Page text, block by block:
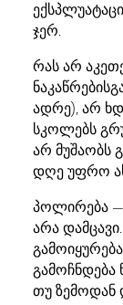
ჯერ.
რას არ
ადრე), არ
სკოლებს
არ მუშაობს
დღე უფრო
პოლირება —
არა
გამოჩნდება
თუ ზემოდან